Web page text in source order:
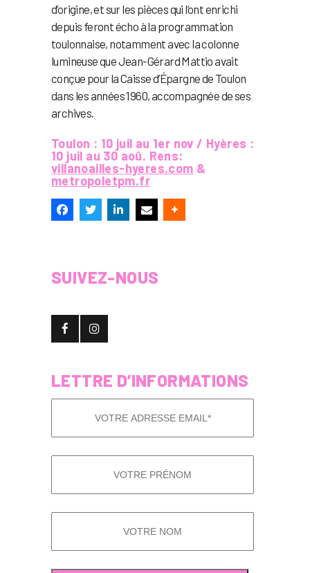
d’origine, et sur les pièces qui l’ont enrichi
depuis feront écho à la programmation
toulonnaise, notamment avec la colonne
lumineuse que Jean-Gérard Mattio avait
conçue pour la Caisse d’Épargne de Toulon
dans les années 1960, accompagnée de ses
archives.
Toulon : 10 juil au 1er nov / Hyères :
10 juil au 30 aoû. Rens:
villanoailles-hyeres.com &
metropoletpm.fr
SUIVEZ-NOUS
LETTRE D’INFORMATIONS